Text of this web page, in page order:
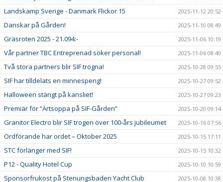
Landskamp Sverige - Danmark Flickor 15 2025-11-12 20:52
Danskar på Gården! 2025-11-10 08:49
Gräsroten 2025 - 21.094:- 2025-11-06 10:19
Vår partner TBC Entreprenad söker personal! 2025-11-06 08:40
Två stora partners blir SIF trogna! 2025-10-28 09:55
SIF har tilldelats en minnespeng! 2025-10-27 09:52
Halloween stängt på kansliet! 2025-10-27 09:23
Premiär för ”Ärtsoppa på SIF-Gården” 2025-10-20 09:14
Granitor Electro blir SIF trogen över 100-års jubileumet 2025-10-16 07:56
Ordförande har ordet – Oktober 2025 2025-10-15 17:11
STC förlänger med SIF! 2025-10-15 10:32
P12 - Quality Hotel Cup 2025-10-10 10:59
Sponsorfrukost på Stenungsbaden Yacht Club 2025-10-08 10:38